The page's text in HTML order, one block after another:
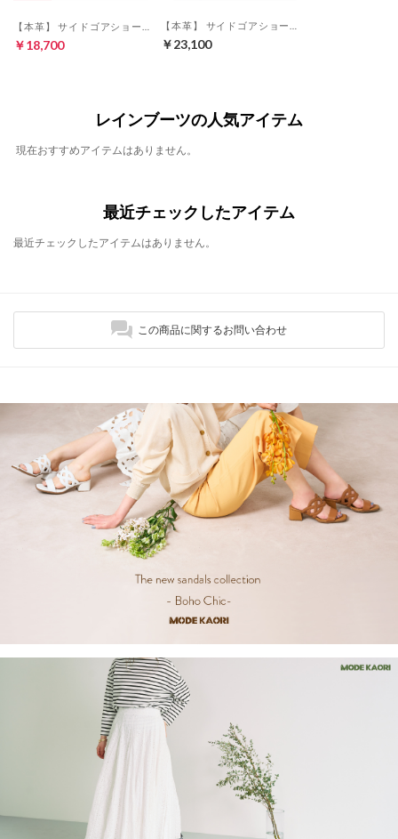
￥18,700 ￥23,100
レインブーツの人気アイテム
現在おすすめアイテムはありません。
最近チェックしたアイテム
最近チェックしたアイテムはありません。
この商品に関するお問い合わせ